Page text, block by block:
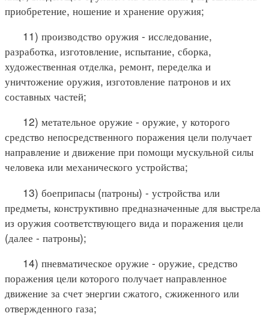
приобретение, ношение и хранение оружия;
11) производство оружия - исследование,
разработка, изготовление, испытание, сборка,
художественная отделка, ремонт, переделка и
уничтожение оружия, изготовление патронов и их
составных частей;
12) метательное оружие - оружие, у которого
средство непосредственного поражения цели получает
направление и движение при помощи мускульной силы
человека или механического устройства;
13) боеприпасы (патроны) - устройства или
предметы, конструктивно предназначенные для выстрела
из оружия соответствующего вида и поражения цели
(далее - патроны);
14) пневматическое оружие - оружие, средство
поражения цели которого получает направленное
движение за счет энергии сжатого, сжиженного или
отвержденного газа;